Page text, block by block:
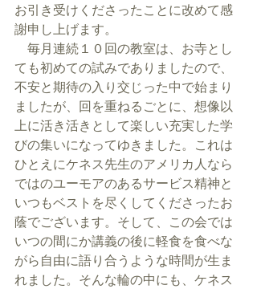
お引き受けくださったことに改めて感
謝申し上げます。
毎月連続１０回の教室は、お寺とし
ても初めての試みでありましたので、
不安と期待の入り交じった中で始まり
ましたが、回を重ねるごとに、想像以
上に活き活きとして楽しい充実した学
びの集いになってゆきました。これは
ひとえにケネス先生のアメリカ人なら
ではのユーモアのあるサービス精神と
いつもベストを尽くしてくださったお
蔭でございます。そして、この会では
いつの間にか講義の後に軽食を食べな
がら自由に語り合うような時間が生ま
れました。そんな輪の中にも、ケネス